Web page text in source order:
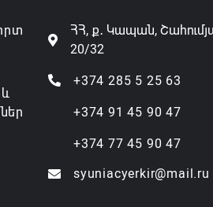
ՀՀ, ք․ Կապան,
20/32
+374 285 5 25 63
+374 91 45 90 47
+374 77 45 90 47
syuniacyerkir@mail.ru